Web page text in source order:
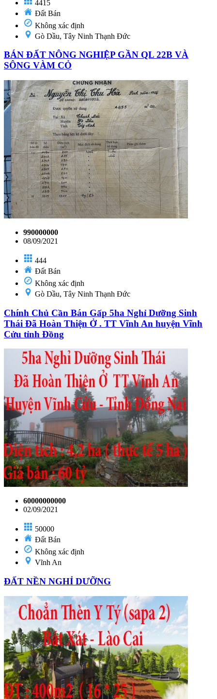
4415
Đất Bán
Không xác định
Gò Dầu, Tây Ninh Thạnh Đức
BÁN ĐẤT NÔNG NGHIỆP GẦN QL 22B VÀ
SÔNG VÀM CỎ
990000000
08/09/2021
444
Đất Bán
Không xác định
Gò Dầu, Tây Ninh Thạnh Đức
Chính Chủ Cần Bán Gấp 5ha Nghỉ Dưỡng Sinh
Thái Đã Hoàn Thiện Ở . TT Vĩnh An huyện Vĩnh
Cửu tỉnh Đồng
60000000000
02/09/2021
50000
Đất Bán
Không xác định
Vĩnh An
ĐẤT NỀN NGHỈ DƯỠNG